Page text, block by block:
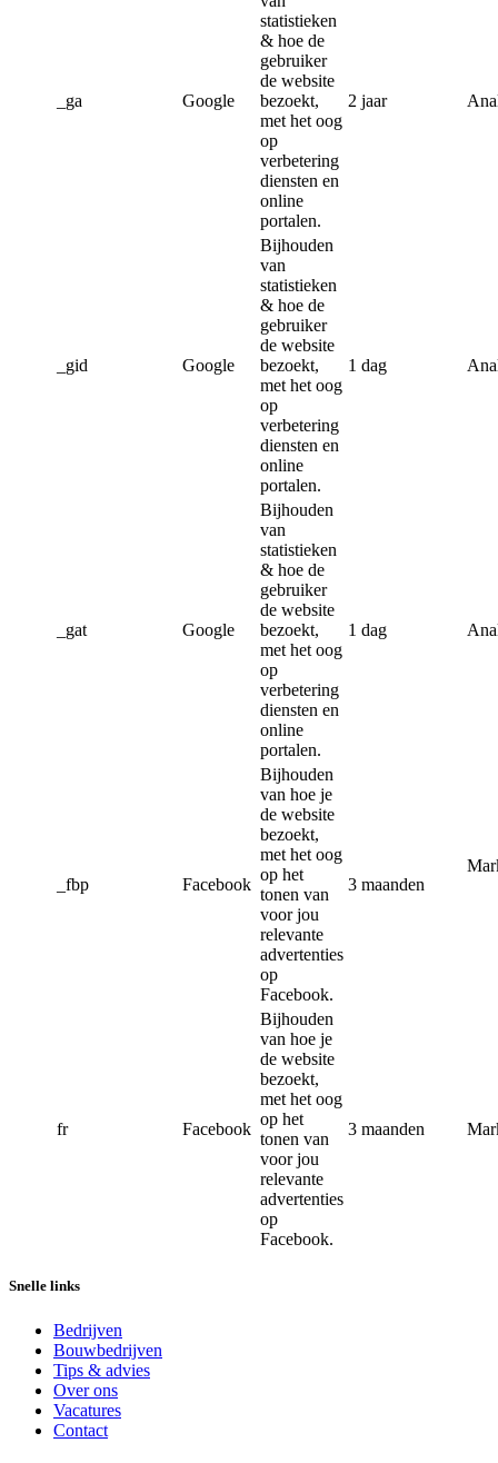
_ga Google
statistieken
& hoe de
gebruiker
de website
bezoekt,
met het oog
op
verbetering
diensten en
online
portalen.
2 jaar
_gid Google
Bijhouden
van
statistieken
& hoe de
gebruiker
de website
bezoekt,
met het oog
op
verbetering
diensten en
online
portalen.
1 dag
_gat Google
Bijhouden
van
statistieken
& hoe de
gebruiker
de website
bezoekt,
met het oog
op
verbetering
diensten en
online
portalen.
1 dag
_fbp Facebook
Bijhouden
van hoe je
de website
bezoekt,
met het oog
op het
tonen van
voor jou
relevante
advertenties
op
Facebook.
3 maanden
fr Facebook
Bijhouden
van hoe je
de website
bezoekt,
met het oog
op het
tonen van
voor jou
relevante
advertenties
op
Facebook.
3 maanden
Snelle links
Bedrijven
Bouwbedrijven
Tips & advies
Over ons
Vacatures
Contact